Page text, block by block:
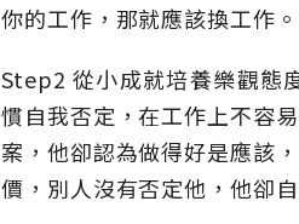
你的工作，那就應該換工作。
Step2 從小成就培養樂觀態
慣自我否定，在工作上不容
案，他卻認為做得好是應該
價，別人沒有否定他，他卻